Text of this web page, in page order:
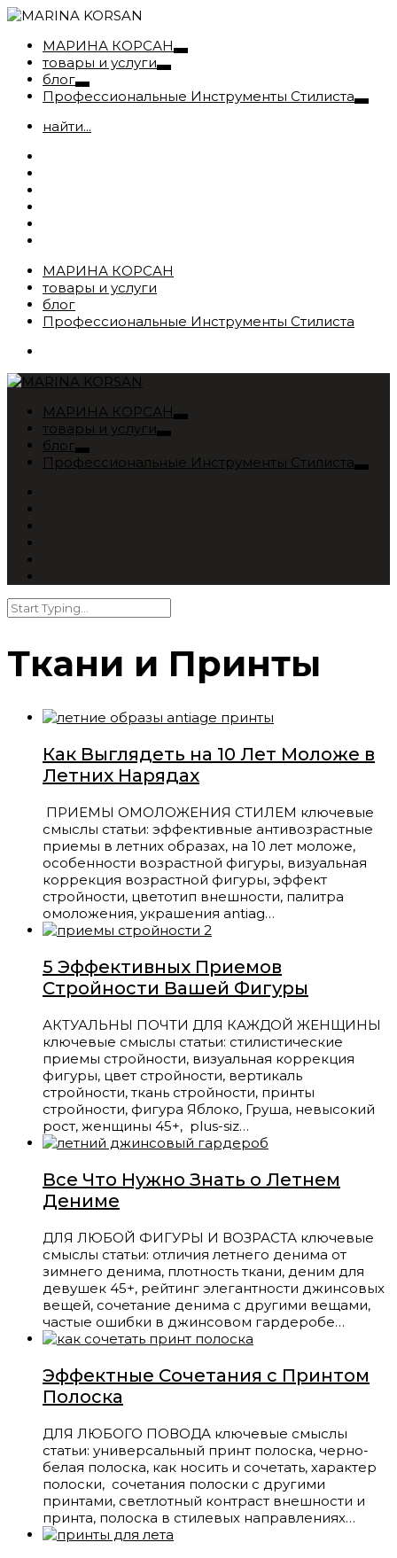
МАРИНА КОРСАН
товары и услуги
блог
Профессиональные Инструменты Стилиста
найти...
МАРИНА КОРСАН
товары и услуги
блог
Профессиональные Инструменты Стилиста
МАРИНА КОРСАН
товары и услуги
блог
Профессиональные Инструменты Стилиста
Ткани и Принты
Как Выглядеть на 10 Лет Моложе в
Летних Нарядах
ПРИЕМЫ ОМОЛОЖЕНИЯ СТИЛЕМ ключевые
смыслы статьи: эффективные антивозрастные
приемы в летних образах, на 10 лет моложе,
особенности возрастной фигуры, визуальная
коррекция возрастной фигуры, эффект
стройности, цветотип внешности, палитра
омоложения, украшения antiag…
5 Эффективных Приемов
Стройности Вашей Фигуры
АКТУАЛЬНЫ ПОЧТИ ДЛЯ КАЖДОЙ ЖЕНЩИНЫ
ключевые смыслы статьи: стилистические
приемы стройности, визуальная коррекция
фигуры, цвет стройности, вертикаль
стройности, ткань стройности, принты
стройности, фигура Яблоко, Груша, невысокий
рост, женщины 45+, plus-siz…
Все Что Нужно Знать о Летнем
Дениме
ДЛЯ ЛЮБОЙ ФИГУРЫ И ВОЗРАСТА ключевые
смыслы статьи: отличия летнего денима от
зимнего денима, плотность ткани, деним для
девушек 45+, рейтинг элегантности джинсовых
вещей, сочетание денима с другими вещами,
частые ошибки в джинсовом гардеробе…
Эффектные Сочетания с Принтом
Полоска
ДЛЯ ЛЮБОГО ПОВОДА ключевые смыслы
статьи: универсальный принт полоска, черно-
белая полоска, как носить и сочетать, характер
полоски, сочетания полоски с другими
принтами, светлотный контраст внешности и
принта, полоска в стилевых направлениях…